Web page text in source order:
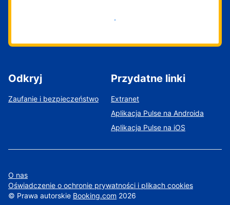
Zacznij już teraz
Odkryj
Zaufanie i bezpieczeństwo
Przydatne linki
Extranet
Aplikacja Pulse na Androida
Aplikacja Pulse na iOS
O nas
Oświadczenie o ochronie prywatności i plikach cookies
© Prawa autorskie Booking.com 2026